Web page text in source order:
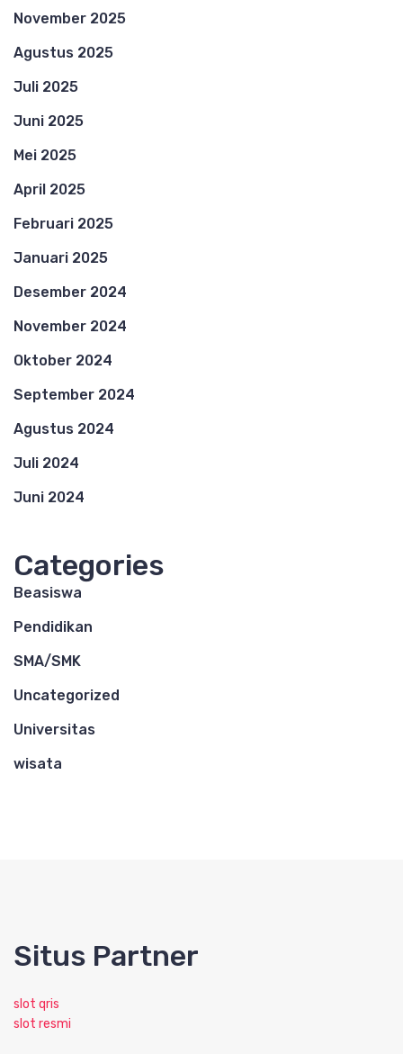
November 2025
Agustus 2025
Juli 2025
Juni 2025
Mei 2025
April 2025
Februari 2025
Januari 2025
Desember 2024
November 2024
Oktober 2024
September 2024
Agustus 2024
Juli 2024
Juni 2024
Categories
Beasiswa
Pendidikan
SMA/SMK
Uncategorized
Universitas
wisata
Situs Partner
slot qris
slot resmi